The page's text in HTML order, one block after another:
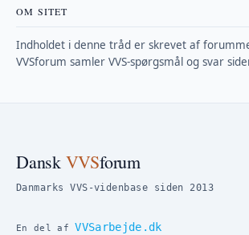
OM SITET
Indholdet i denne tråd er skrevet af
VVSforum samler VVS-spørgsmål og svar
Dansk VVSforum
Danmarks VVS-videnbase siden 2013
En del afVVSarbejde.dk